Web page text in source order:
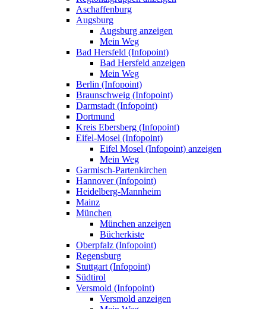
Aschaffenburg
Augsburg
Augsburg anzeigen
Mein Weg
Bad Hersfeld (Infopoint)
Bad Hersfeld anzeigen
Mein Weg
Berlin (Infopoint)
Braunschweig (Infopoint)
Darmstadt (Infopoint)
Dortmund
Kreis Ebersberg (Infopoint)
Eifel-Mosel (Infopoint)
Eifel Mosel (Infopoint) anzeigen
Mein Weg
Garmisch-Partenkirchen
Hannover (Infopoint)
Heidelberg-Mannheim
Mainz
München
München anzeigen
Bücherkiste
Oberpfalz (Infopoint)
Regensburg
Stuttgart (Infopoint)
Südtirol
Versmold (Infopoint)
Versmold anzeigen